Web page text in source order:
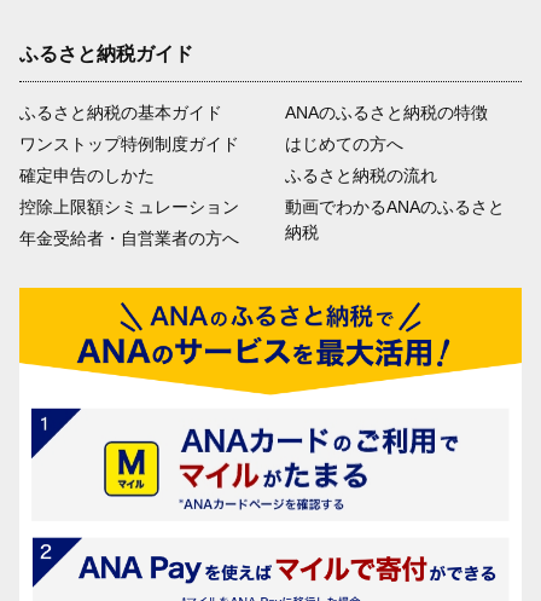
ふるさと納税ガイド
ふるさと納税の基本ガイド
ワンストップ特例制度ガイド
確定申告のしかた
控除上限額シミュレーション
年金受給者・自営業者の方へ
ANAのふるさと納税の特徴
はじめての方へ
ふるさと納税の流れ
動画でわかるANAのふるさと
納税